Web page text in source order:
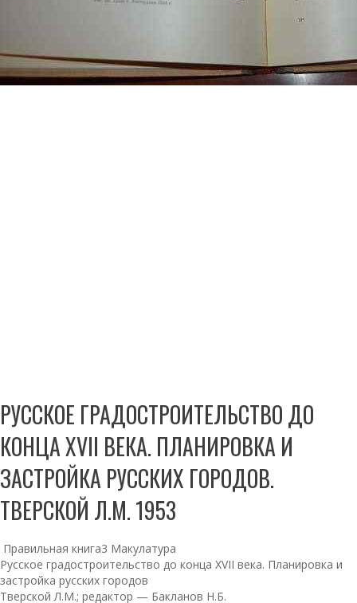
РУССКОЕ ГРАДОСТРОИТЕЛЬСТВО ДО
КОНЦА XVII ВЕКА. ПЛАНИРОВКА И
ЗАСТРОЙКА РУССКИХ ГОРОДОВ.
ТВЕРСКОЙ Л.М. 1953
Правильная книга3 Макулатура
Русское градостроительство до конца XVII века. Планировка и
застройка русских городов
Тверской Л.М.; редактор — Бакланов Н.Б.